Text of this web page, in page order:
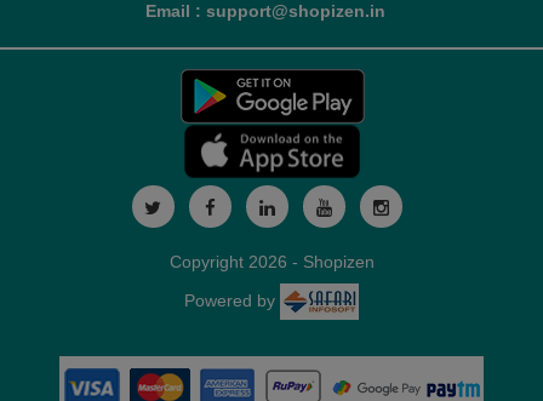
Email : support@shopizen.in
Copyright 2026 - Shopizen
Powered by